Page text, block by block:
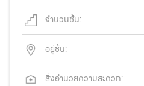
จำนวนชั้น:
อยู่ชั้น:
สิ่งอำนวยความสะดวก: